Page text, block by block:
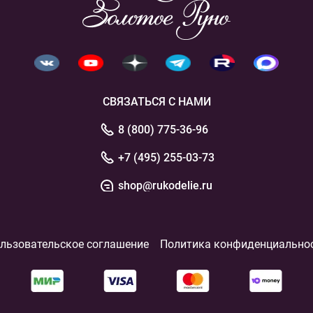
СВЯЗАТЬСЯ С НАМИ
8 (800) 775-36-96
+7 (495) 255-03-73
shop@rukodelie.ru
соглашение Политика